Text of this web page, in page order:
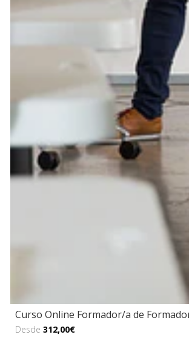
Curso Online Formador/a de
Desde 312,00€